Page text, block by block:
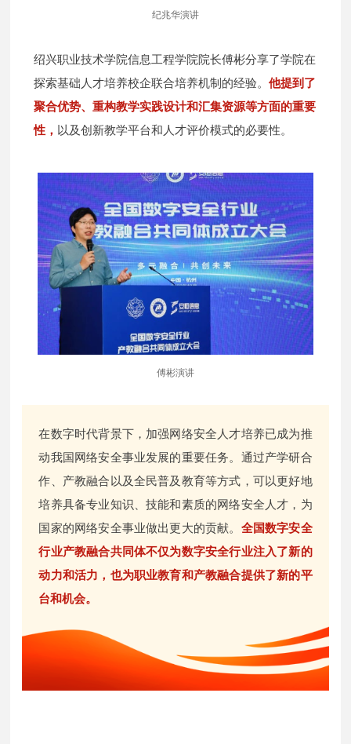
纪兆华演讲
绍兴职业技术学院信息工程学院院长傅彬分享了学院在
探索基础人才培养校企联合培养机制的经验。他提到了
聚合优势、重构教学实践设计和汇集资源等方面的重要
性， 以及创新教学平台和人才评价模式的必要性。
傅彬演讲
在数字时代背景下，加强网络安全人才培养已成为推
动我国网络安全事业发展的重要任务。通过产学研合
作、产教融合以及全民普及教育等方式，可以更好地
培养具备专业知识、技能和素质的网络安全人才，为
国家的网络安全事业做出更大的贡献。 全国数字安全
行业产教融合共同体不仅为数字安全行业注入了新的
动力和活力，也为职业教育和产教融合提供了新的平
台和机会。